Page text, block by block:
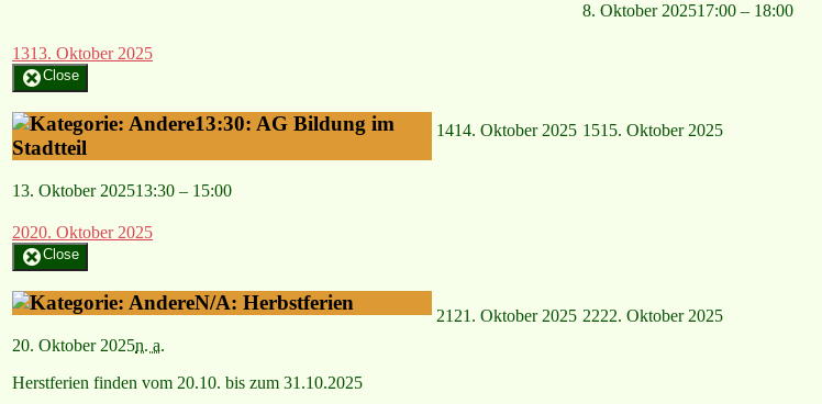
8. Oktober 202517:00 – 18:00
1313. Oktober 2025
Close
13:30: AG Bildung im
Stadtteil
13. Oktober 202513:30 – 15:00
1414. Oktober 2025 1515. Oktober 2025
2020. Oktober 2025
Close
N/A: Herbstferien
20. Oktober 2025n. a.
Herstferien finden vom 20.10. bis zum 31.10.2025
21 21. Oktober 2025 2222. Oktober 2025